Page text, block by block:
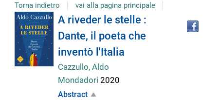
Torna indietro vai alla pagina principale
Dettaglio
del
documento
A riveder le stelle :
Dante, il poeta che
inventò l'Italia
Cazzullo, Aldo
Mondadori 2020
Abstract